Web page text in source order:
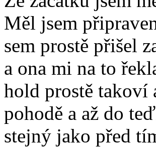
Měl jsem
sem prostě přišel
a ona mi na to
hold prostě takoví
pohodě a až do
stejný jako před